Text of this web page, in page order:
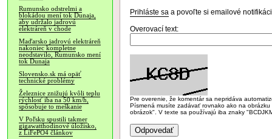
Rumunsko odstrelmi a
blokádou mení tok Dunaja,
aby udržalo jadrovú
elektráreň v chode
Maďarsko jadrovú elektráreň
nakoniec kompletne
neodstavilo, Rumunsko mení
tok Dunaja
Slovensko.sk má opäť
technické problémy
Železnice znižujú kvôli teplu
rýchlosť iba na 50 km/h,
spôsobuje to meškanie
V Poľsku spustili takmer
gigawatthodinové úložisko,
z LiFePO4 článkov
Prihláste sa a povoľte si emailové
Overovací text:
Pre overenie, že komentár sa nepridáva
Písmená musíte zadávať rovnako ako na
obrázok". V texte sa používajú iba znaky